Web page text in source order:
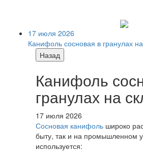
17 июля 2026
Канифоль сосновая в гранулах
Назад
Канифоль
гранулах на
17 июля 2026
Сосновая канифоль широко
быту, так и на промышленном
используется: